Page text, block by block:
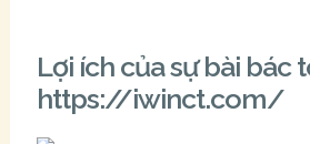
Lợi ích của sự bài bác
https://iwinct.com/